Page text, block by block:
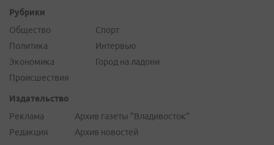
Рубрики
Общество
Политика
Экономика
Происшествия
Спорт
Интервью
Город на ладони
Издательство
Реклама
Редакция
Архив газеты "Владивосток"
Архив новостей